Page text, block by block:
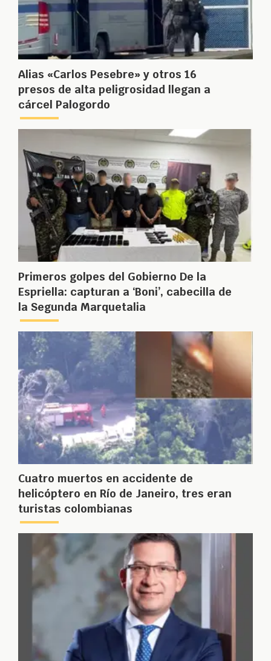
Alias «Carlos Pesebre» y otros 16
presos de alta peligrosidad llegan a
cárcel Palogordo
Primeros golpes del Gobierno De la
Espriella: capturan a ‘Boni’, cabecilla de
la Segunda Marquetalia
Cuatro muertos en accidente de
helicóptero en Río de Janeiro, tres eran
turistas colombianas